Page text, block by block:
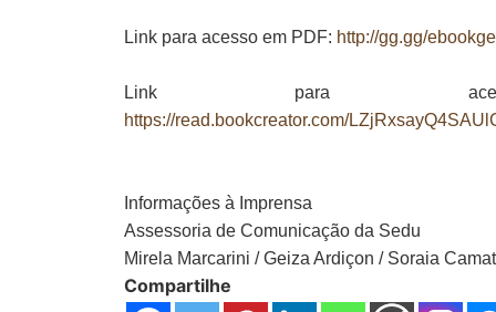
Link para acesso em PDF: http://gg.gg/
Link para
https://read.bookcreator.com/
Informações à Imprensa
Assessoria de Comunicação da Sedu
Mirela Marcarini / Geiza Ardiçon / Soraia
Compartilhe